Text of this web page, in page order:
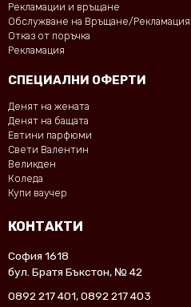
Рекламации и връщане
Обслужване на Връщане/Рекламация
Отказ от поръчка
Рекламация
СПЕЦИАЛНИ ОФЕРТИ
Денят на жената
Денят на бащата
Евтини парфюми
Свети Валентин
Великден
Коледа
Купи ваучер
КОНТАКТИ
София 1618
бул. Братя Бъкстон, № 42
0892 217 401,0892 217 403